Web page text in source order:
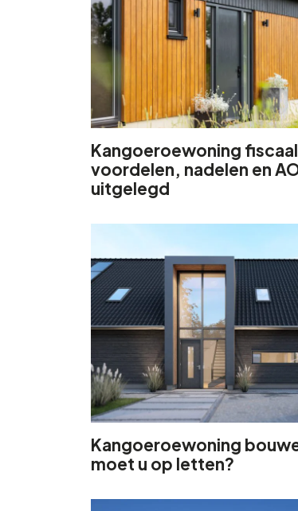
Kangoeroewoning
voordelen, nadelen en
uitgelegd
Kangoeroewoning
moet u op letten?